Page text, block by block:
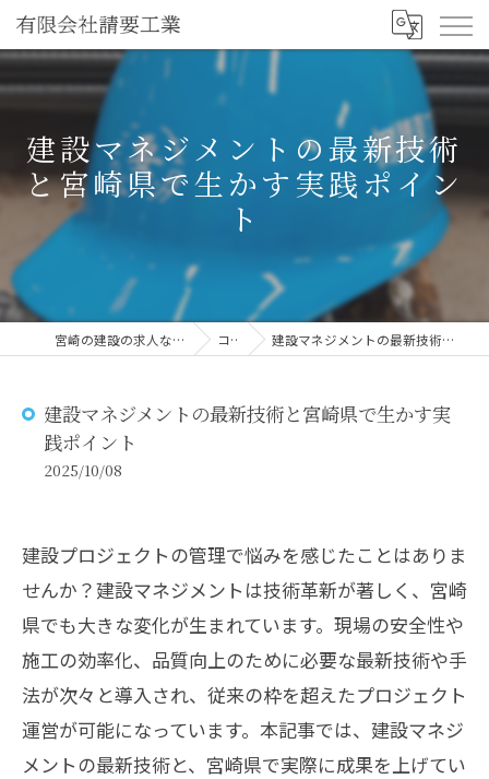
建設マネジメントの最新技術
と宮崎県で生かす実践ポイン
ト
宮崎の建設の求人なら有限会社請要工業 コラム 建設マネジメントの最新技術と宮崎県で生かす実践ポイント
建設マネジメントの最新技術と宮崎県で生かす実
践ポイント
2025/10/08
建設プロジェクトの管理で悩みを感じたことはありま
せんか？建設マネジメントは技術革新が著しく、宮崎
県でも大きな変化が生まれています。現場の安全性や
施工の効率化、品質向上のために必要な最新技術や手
法が次々と導入され、従来の枠を超えたプロジェクト
運営が可能になっています。本記事では、建設マネジ
メントの最新技術と、宮崎県で実際に成果を上げてい